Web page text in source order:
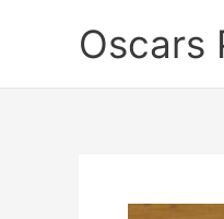
inhoud
Oscars